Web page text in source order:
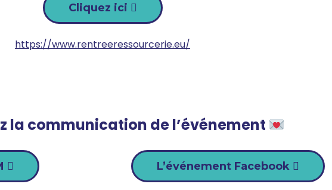
Cliquez ici
https://www.rentreeressourcerie.eu/
la communication de l’événement
L’événement Facebook